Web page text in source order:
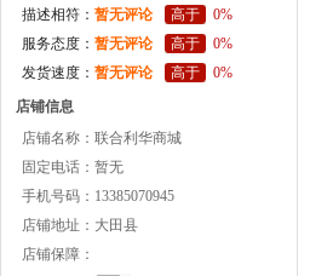
描述相符： 暂无评论 高于
0%
服务态度： 暂无评论 高于
0%
发货速度： 暂无评论 高于
0%
店铺信息
店铺名称： 联合利华商城
固定电话： 暂无
手机号码： 13385070945
店铺地址： 大田县
店铺保障：